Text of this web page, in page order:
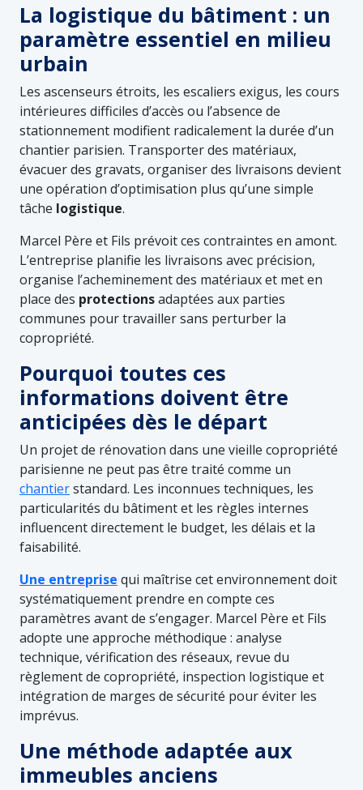
La logistique du bâtiment : un
paramètre essentiel en milieu
urbain
Les ascenseurs étroits, les escaliers exigus, les cours
intérieures difficiles d’accès ou l’absence de
stationnement modifient radicalement la durée d’un
chantier parisien. Transporter des matériaux,
évacuer des gravats, organiser des livraisons devient
une opération d’optimisation plus qu’une simple
tâche logistique.
Marcel Père et Fils prévoit ces contraintes en amont.
L’entreprise planifie les livraisons avec précision,
organise l’acheminement des matériaux et met en
place des protectionsadaptées aux parties
communes pour travailler sans perturber la
copropriété.
Pourquoi toutes ces
informations doivent être
anticipées dès le départ
Un projet de rénovation dans une vieille copropriété
parisienne ne peut pas être traité comme un
chantierstandard. Les inconnues techniques, les
particularités du bâtiment et les règles internes
influencent directement le budget, les délais et la
faisabilité.
Une entreprise qui maîtrise cet environnement doit
systématiquement prendre en compte ces
paramètres avant de s’engager. Marcel Père et Fils
adopte une approche méthodique : analyse
technique, vérification des réseaux, revue du
règlement de copropriété, inspection logistique et
intégration de marges de sécurité pour éviter les
imprévus.
Une méthode adaptée aux
immeubles anciens